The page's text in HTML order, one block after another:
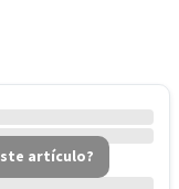
artículo?